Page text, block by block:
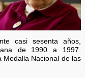
casi sesenta años,
de 1990 a 1997.
Medalla Nacional de las